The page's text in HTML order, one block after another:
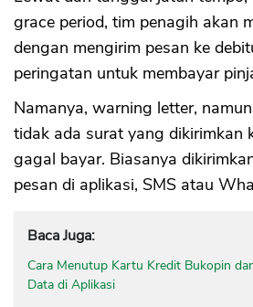
grace period, tim penagih akan
dengan mengirim pesan ke
peringatan untuk membayar
Namanya, warning letter,
tidak ada surat yang dikirimkan
gagal bayar. Biasanya
pesan di aplikasi, SMS atau
Baca Juga:
Cara Menutup Kartu Kredit Bukopin
Data di Aplikasi